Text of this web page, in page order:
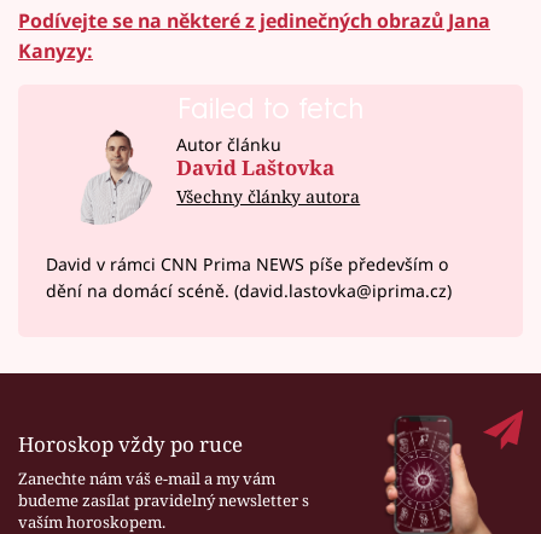
Podívejte se na některé z jedinečných obrazů Jana
Kanyzy:
Failed to fetch
Autor článku
David Laštovka
Všechny články autora
David v rámci CNN Prima NEWS píše především o
dění na domácí scéně. (david.lastovka@iprima.cz)
Horoskop vždy po ruce
Zanechte nám váš e-mail a my vám
budeme zasílat pravidelný newsletter s
vaším horoskopem.